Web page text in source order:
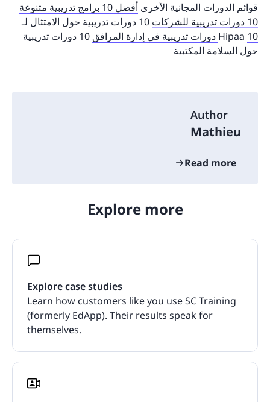
قوائم الدورات المجانية الأخرى أفضل 10 برامج تدريبية متنوعة
10 دورات تدريبية للشركات
10 دورات تدريبية حول الامتثال لـ
Hipaa 10 دورات تدريبية في إدارة المرافق
10 دورات تدريبية
حول السلامة المكتبية
Author
Mathieu
Read more
Explore more
Explore case studies
Learn how customers like you use SC Training
(formerly EdApp). Their results speak for
themselves.